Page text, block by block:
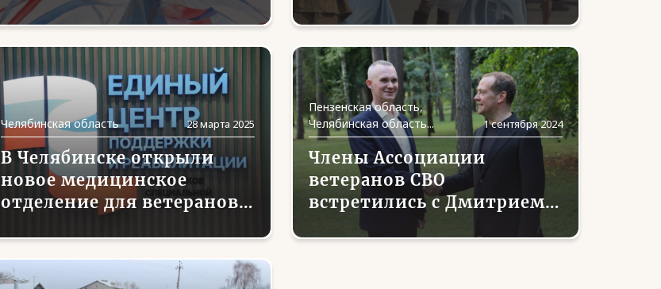
Победы»
Челябинская область 28 марта 2025
В Челябинске открыли
новое медицинское
отделение для ветеранов
Пензенская область,
Челябинская область...
1 сентября 2024
Члены Ассоциации
ветеранов СВО
встретились с Дмитрием
Медведевым